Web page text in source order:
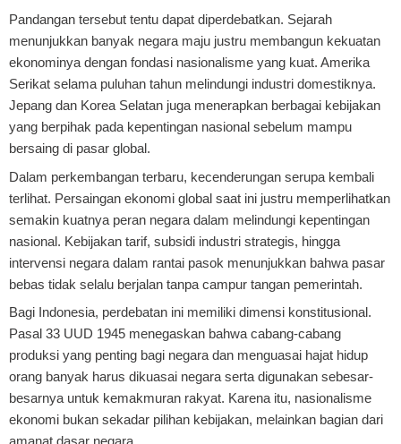
Pandangan tersebut tentu dapat diperdebatkan. Sejarah
menunjukkan banyak negara maju justru membangun kekuatan
ekonominya dengan fondasi nasionalisme yang kuat. Amerika
Serikat selama puluhan tahun melindungi industri domestiknya.
Jepang dan Korea Selatan juga menerapkan berbagai kebijakan
yang berpihak pada kepentingan nasional sebelum mampu
bersaing di pasar global.
Dalam perkembangan terbaru, kecenderungan serupa kembali
terlihat. Persaingan ekonomi global saat ini justru memperlihatkan
semakin kuatnya peran negara dalam melindungi kepentingan
nasional. Kebijakan tarif, subsidi industri strategis, hingga
intervensi negara dalam rantai pasok menunjukkan bahwa pasar
bebas tidak selalu berjalan tanpa campur tangan pemerintah.
Bagi Indonesia, perdebatan ini memiliki dimensi konstitusional.
Pasal 33 UUD 1945 menegaskan bahwa cabang-cabang
produksi yang penting bagi negara dan menguasai hajat hidup
orang banyak harus dikuasai negara serta digunakan sebesar-
besarnya untuk kemakmuran rakyat. Karena itu, nasionalisme
ekonomi bukan sekadar pilihan kebijakan, melainkan bagian dari